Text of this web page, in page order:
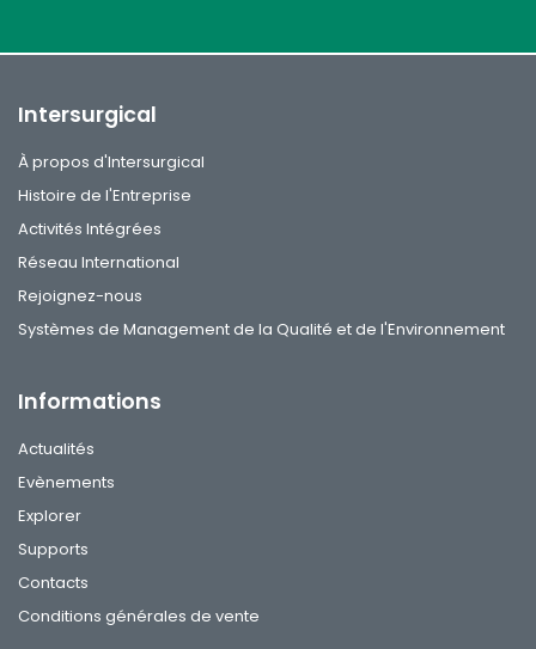
Intersurgical
À propos d'Intersurgical
Histoire de l'Entreprise
Activités Intégrées
Réseau International
Rejoignez-nous
Systèmes de Management de la Qualité et de l'Environnement
Informations
Actualités
Evènements
Explorer
Supports
Contacts
Conditions générales de vente